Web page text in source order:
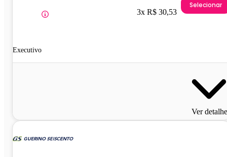
Executivo
3x R$ 30,53
Selecionar
Ver